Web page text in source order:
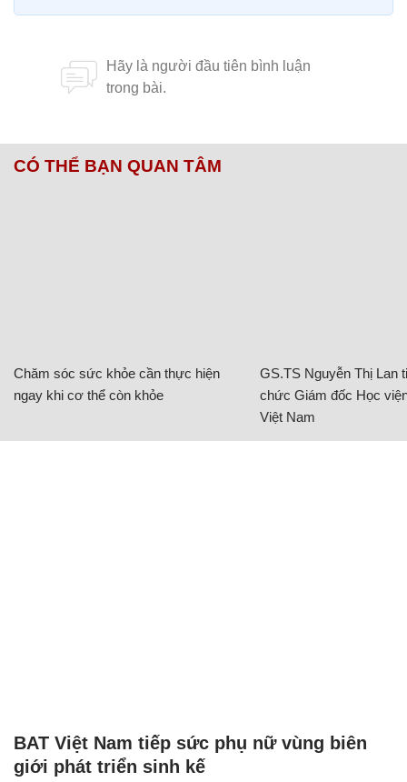
CÓ THỂ BẠN QUAN TÂM
Chăm sóc sức khỏe cần thực hiện
ngay khi cơ thể còn khỏe
GS.TS Nguyễn Thị Lan
chức Giám đốc Học
Việt Nam
BAT Việt Nam tiếp sức phụ nữ vùng biên
giới phát triển sinh kế